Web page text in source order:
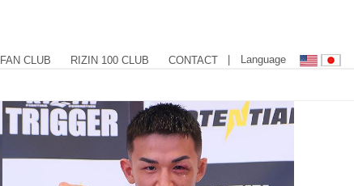
FAN CLUB RIZIN 100 CLUB CONTACT | Language